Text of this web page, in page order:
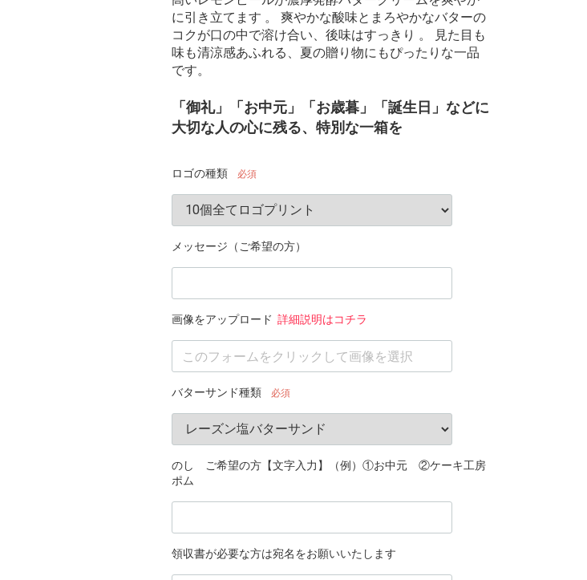
に引き立てます 。 爽やかな酸味とまろやかなバターの
コクが口の中で溶け合い、後味はすっきり 。 見た目も
味も清涼感あふれる、夏の贈り物にもぴったりな一品
です。
「御礼」「お中元」「お歳暮」「誕生日」などに
大切な人の心に残る、特別な一箱を
ロゴの種類 必須
メッセージ（ご希望の方）
画像をアップロード 詳細説明はコチラ
バターサンド種類 必須
のし ご希望の方【文字入力】（例）①お中元 ②ケーキ工房
ポム
領収書が必要な方は宛名をお願いいたします